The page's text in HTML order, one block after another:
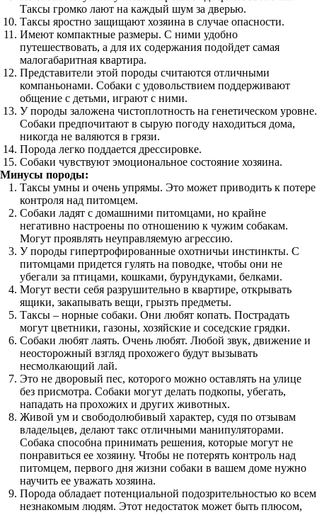
Таксы громко лают на каждый шум за дверью.
Таксы яростно защищают хозяина в случае опасности.
Имеют компактные размеры. С ними удобно
путешествовать, а для их содержания подойдет самая
малогабаритная квартира.
Представители этой породы считаются отличными
компаньонами. Собаки с удовольствием поддерживают
общение с детьми, играют с ними.
У породы заложена чистоплотность на генетическом уровне.
Собаки предпочитают в сырую погоду находиться дома,
никогда не валяются в грязи.
Порода легко поддается дрессировке.
Собаки чувствуют эмоциональное состояние хозяина.
Минусы породы:
Таксы умны и очень упрямы. Это может приводить к потере
контроля над питомцем.
Собаки ладят с домашними питомцами, но крайне
негативно настроены по отношению к чужим собакам.
Могут проявлять неуправляемую агрессию.
У породы гипертрофированные охотничьи инстинкты. С
питомцами придется гулять на поводке, чтобы они не
убегали за птицами, кошками, бурундуками, белками.
Могут вести себя разрушительно в квартире, открывать
ящики, закапывать вещи, грызть предметы.
Таксы – норные собаки. Они любят копать. Пострадать
могут цветники, газоны, хозяйские и соседские грядки.
Собаки любят лаять. Очень любят. Любой звук, движение и
неосторожный взгляд прохожего будут вызывать
несмолкающий лай.
Это не дворовый пес, которого можно оставлять на улице
без присмотра. Собаки могут делать подкопы, убегать,
нападать на прохожих и других животных.
Живой ум и свободолюбивый характер, судя по отзывам
владельцев, делают такс отличными манипуляторами.
Собака способна принимать решения, которые могут не
понравиться ее хозяину. Чтобы не потерять контроль над
питомцем, первого дня жизни собаки в вашем доме нужно
научить ее уважать хозяина.
Порода обладает потенциальной подозрительностью ко всем
незнакомым людям. Этот недостаток может быть плюсом,